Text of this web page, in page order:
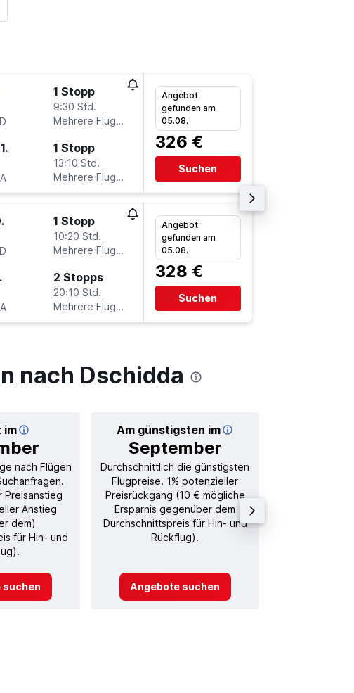
1 Stopp
9:30 Std.
Mehrere Fluglinien
1 Stopp
13:10 Std.
Mehrere Fluglinien
Angebot
gefunden am
05.08.
326 €
Suchen
1 Stopp
10:20 Std.
Mehrere Fluglinien
2 Stopps
20:10 Std.
Mehrere Fluglinien
Angebot
gefunden am
05.08.
328 €
Suchen
nach Dschidda
im Am günstigsten im
September
nach Flügen
Preisanstieg
Anstieg
dem)
für Hin- und
suchen
Durchschnittlich die günstigsten
Flugpreise. 1% potenzieller
Preisrückgang (10 € mögliche
Ersparnis gegenüber dem
Durchschnittspreis für Hin- und
Rückflug).
Angebote suchen